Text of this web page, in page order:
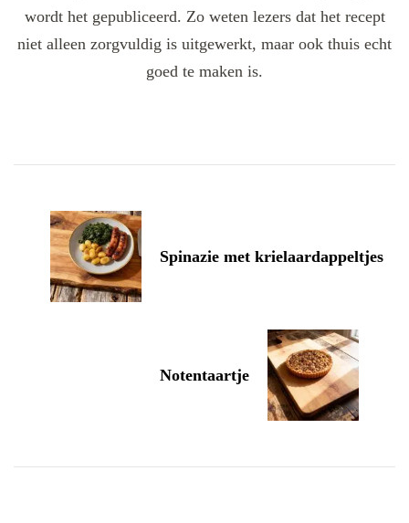
wordt het gepubliceerd. Zo weten lezers dat het recept
niet alleen zorgvuldig is uitgewerkt, maar ook thuis echt
goed te maken is.
Navigation
Spinazie met krielaardappeltjes
Notentaartje